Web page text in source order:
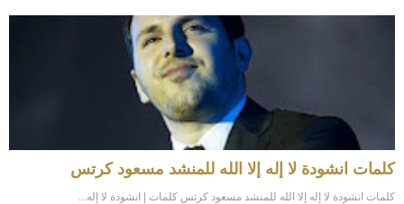
كلمات انشودة لا إله إلا الله للمنشد مسعود كرتس
كلمات انشودة لا إله إلا الله للمنشد مسعود كرتس كلمات | انشودة لا إله...